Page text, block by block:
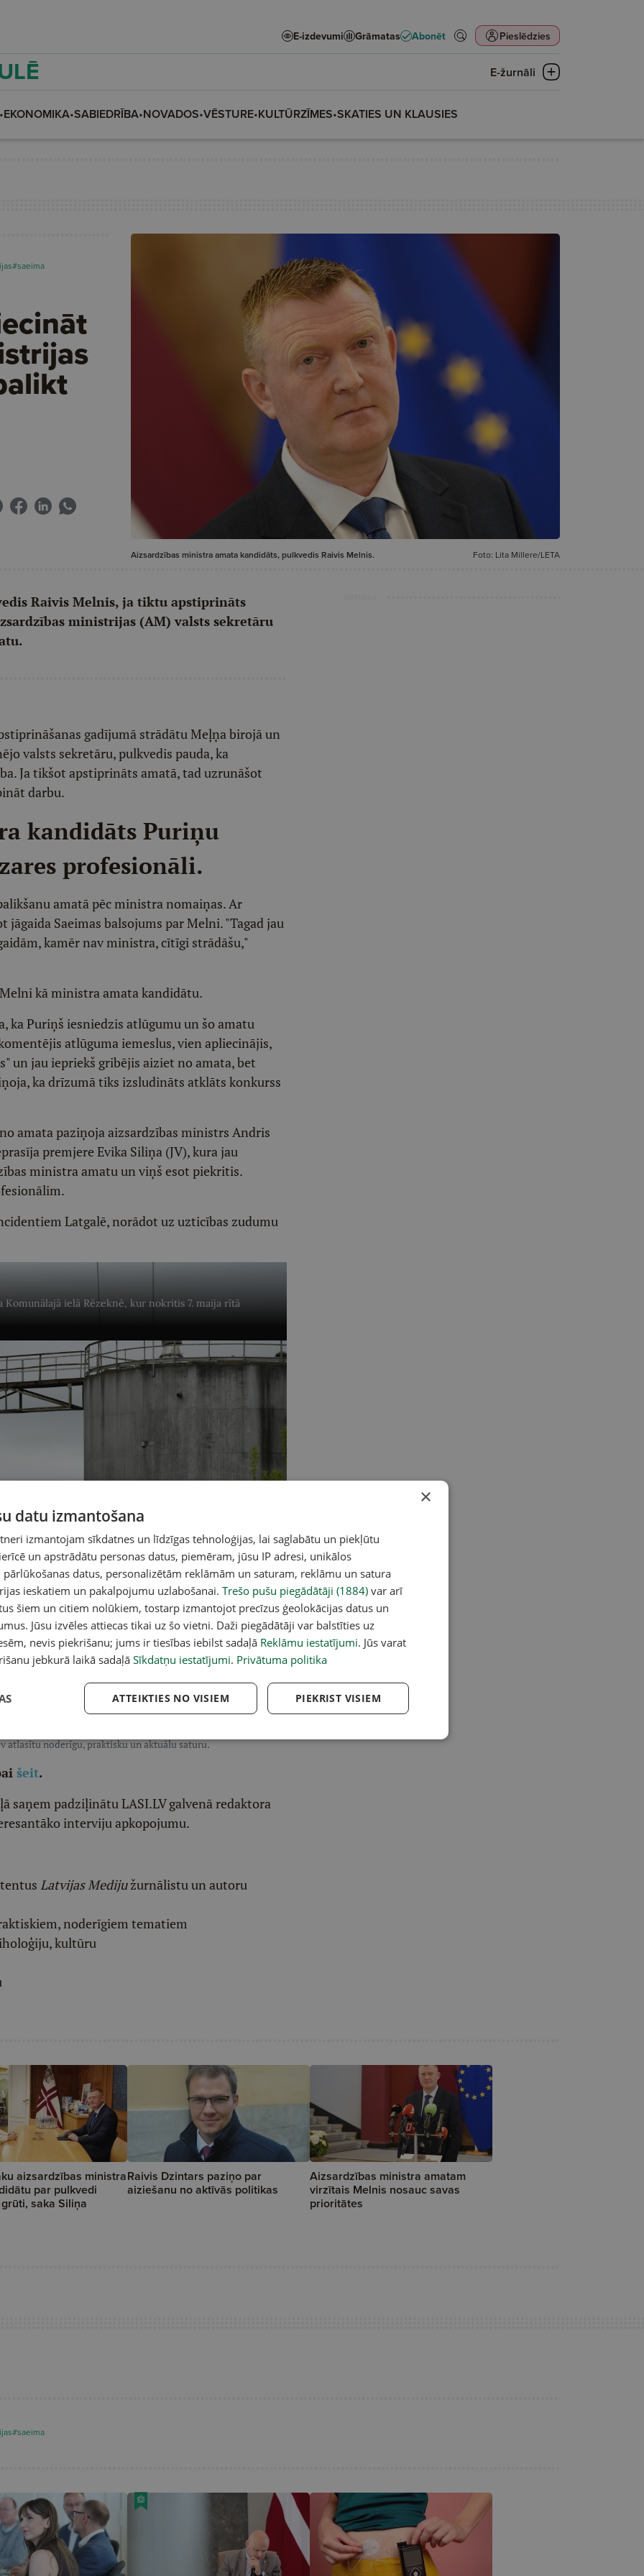
E-izdevumi Grāmatas Abonēt Pieslēdzies
E-žurnāli
•EKONOMIKA•SABIEDRĪBA•NOVADOS•VĒSTURE•KULTŪRZĪMES•SKATIES UN KLAUSIES
#saeima
Aizsardzības ministra amata kandidāts, pulkvedis Raivis Melnis. Foto: Lita Millere/LETA
Raivis Melnis, ja tiktu apstiprināts
ministrijas (AM) valsts sekretāru
gadījumā strādātu Meļņa birojā un
valsts sekretāru, pulkvedis pauda, ka
Ja tikšot apstiprināts amatā, tad uzrunāšot
darbu.
kandidāts Puriņu
profesionāli.
amatā pēc ministra nomaiņas. Ar
Saeimas balsojums par Melni. "Tagad jau
kamēr nav ministra, cītīgi strādāšu,"
kā ministra amata kandidātu.
Puriņš iesniedzis atlūgumu un šo amatu
atlūguma iemeslus, vien apliecinājis,
un jau iepriekš gribējis aiziet no amata, bet
ka drīzumā tiks izsludināts atklāts konkurss
amata paziņoja aizsardzības ministrs Andris
premjere Evika Siliņa (JV), kura jau
ministra amatu un viņš esot piekritis.
Latgalē, norādot uz uzticības zudumu
ielā Rēzeknē, kur nokritis 7. maija rītā
uzņemoties politisko atbildību un cenšoties
Vienlaikus turpinās izvērtējums par NBS
aizsardzības stiprināšanas. Pirmdien
atlasītu noderīgu, praktisku un aktuālu saturu.
šeit.
saņem padziļinātu LASI.LV galvenā redaktora
interviju apkopojumu.
Latvijas Medijužurnālistu un autoru
noderīgiem tematiem
kultūru
aizsardzības ministra
par pulkvedi
saka Siliņa
Raivis Dzintars paziņo par
aiziešanu no aktīvās politikas
Aizsardzības ministra amatam
virzītais Melnis nosauc savas
prioritātes
#saeima
×
datu izmantošana
izmantojam sīkdatnes un līdzīgas tehnoloģijas, lai saglabātu un piekļūtu
un apstrādātu personas datus, piemēram, jūsu IP adresi, unikālos
datus, personalizētām reklāmām un saturam, reklāmu un satura
ieskatiem un pakalpojumu uzlabošanai. Trešo pušu piegādātāji (1884) var arī
šiem un citiem nolūkiem, tostarp izmantojot precīzus ģeolokācijas datus un
Jūsu izvēles attiecas tikai uz šo vietni. Daži piegādātāji var balstīties uz
nevis piekrišanu; jums ir tiesības iebilst sadaļā Reklāmu iestatījumi. Jūs varat
jebkurā laikā sadaļāSīkdatņu iestatījumi. Privātuma politika
PIEKRIST VISIEM
ATTEIKTIES NO VISIEM